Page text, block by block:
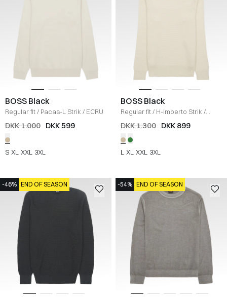
BOSS Black
Regular fit/ Pacas-L Strik / ECRU
DKK 1.000 DKK 599
S XL XXL 3XL
BOSS Black
Regular fit/ H-Imberto Strik /
ECRU
DKK 1.300 DKK 899
L XL XXL 3XL
-46% END OF SEASON -54% END OF SEASON